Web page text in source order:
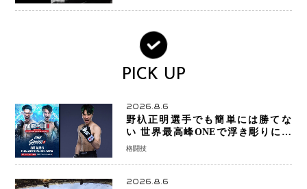
PICK UP
2026.8.6
野杁正明選手でも簡単には勝てな
い 世界最高峰ONEで浮き彫りにな
る 日本キックボクシングが直面す
格闘技
2026.8.6